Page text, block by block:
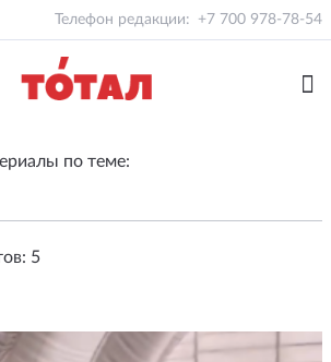
Телефон редакции: +7 700 978-78-54
по теме:
5